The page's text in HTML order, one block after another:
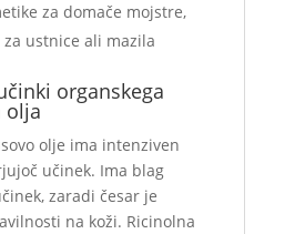
za domače mojstre,
za ustnice ali mazila
organskega
olja
olje ima intenziven
učinek. Ima blag
zaradi česar je
na koži. Ricinolna